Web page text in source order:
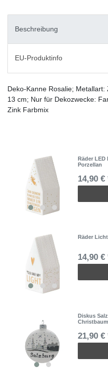
Beschreibung
EU-Produktinfo
Deko-Kanne Rosalie;
13 cm; Nur für Dekozwecke:
Zink Farbmix
Räder
Porzellan
14,90 €
Räder
14,90 €
Diskus
21,90 €